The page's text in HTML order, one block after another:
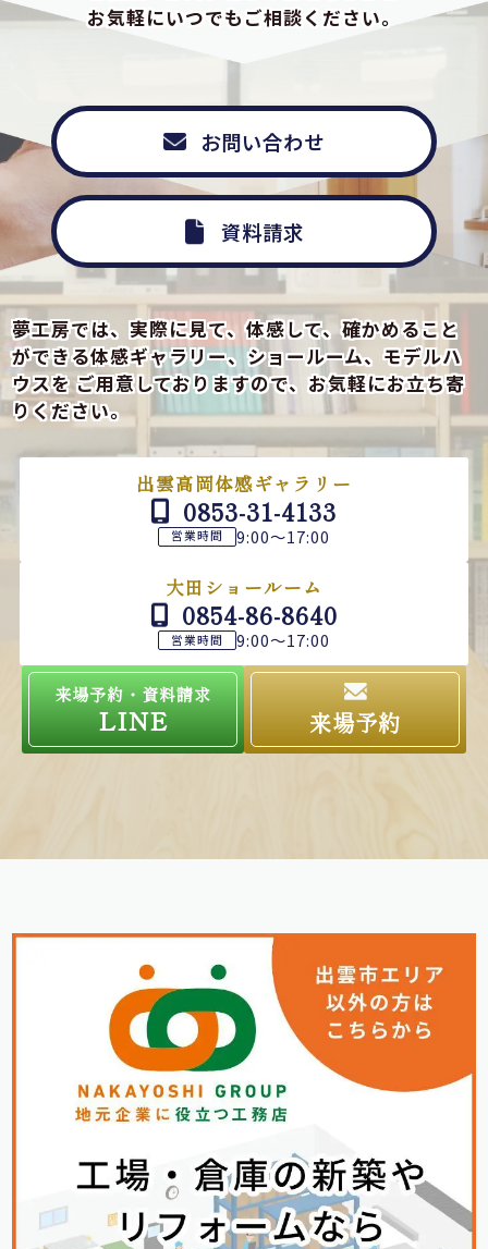
お気軽にいつでもご相談ください。
お問い合わせ
資料請求
夢工房では、実際に見て、体感して、確かめること
ができる体感ギャラリー、ショールーム、モデルハ
ウスをご用意しておりますので、お気軽にお立ち寄
りください。
出雲高岡体感ギャラリー
0853-31-4133
営業時間 9:00～17:00
大田ショールーム
0854-86-8640
営業時間 9:00～17:00
来場予約・資料請求
LINE 来場予約